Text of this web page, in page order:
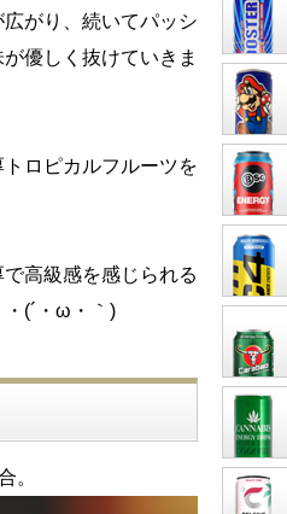
がり、続いてパッシ
優しく抜けていきま
ロピカルフルーツを
高級感を感じられる
(´・ω・｀)
。